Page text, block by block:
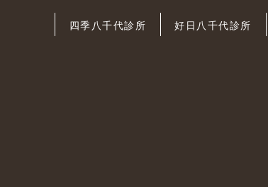
四季八千代診所 好日八千代診所